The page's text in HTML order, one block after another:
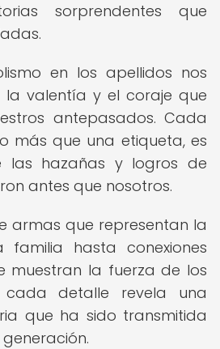
sorprendentes que
en los apellidos nos
la valentía y el coraje que
antepasados. Cada
más que una etiqueta, es
las hazañas y logros de
antes que nosotros.
armas que representan la
hasta conexiones
muestran la fuerza de los
cada detalle revela una
que ha sido transmitida